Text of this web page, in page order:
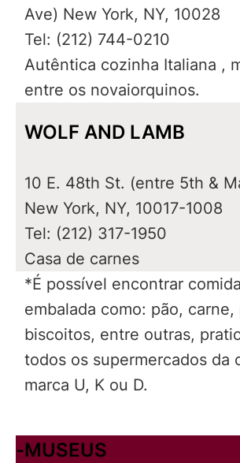
Ave) New York, NY, 10028
Tel: (212) 744-0210
Autêntica cozinha Italiana ,
entre os novaiorquinos.
WOLF AND LAMB
10 E. 48th St. (entre 5th &
New York, NY, 10017-1008
Tel: (212) 317-1950
Casa de carnes
*É possível encontrar
embalada como: pão,
biscoitos, entre outras,
todos os supermercados da
marca U, K ou D.
-MUSEUS